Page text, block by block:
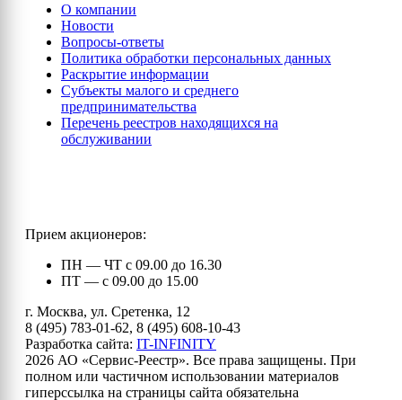
О компании
Новости
Вопросы-ответы
Политика обработки персональных данных
Раскрытие информации
Субъекты малого и среднего
предпринимательства
Перечень реестров находящихся на
обслуживании
Прием акционеров:
ПН — ЧТ с 09.00 до 16.30
ПТ — с 09.00 до 15.00
г. Москва, ул. Сретенка, 12
8 (495) 783-01-62, 8 (495) 608-10-43
Разработка сайта: IT-INFINITY
2026 АО «Сервис-Реестр». Все права защищены. При
полном или частичном использовании материалов
гиперссылка на страницы сайта обязательна